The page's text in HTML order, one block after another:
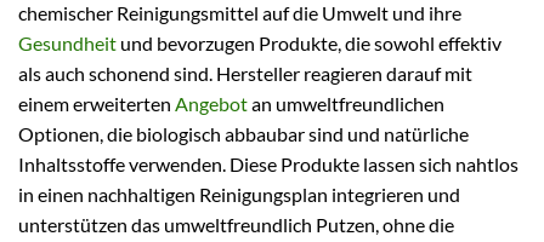
chemischer Reinigungsmittel auf die Umwelt und ihre
Gesundheit und bevorzugen Produkte, die sowohl effektiv
als auch schonend sind. Hersteller reagieren darauf mit
einem erweiterten Angebotan umweltfreundlichen
Optionen, die biologisch abbaubar sind und natürliche
Inhaltsstoffe verwenden. Diese Produkte lassen sich nahtlos
in einen nachhaltigen Reinigungsplan integrieren und
unterstützen das umweltfreundlich Putzen, ohne die